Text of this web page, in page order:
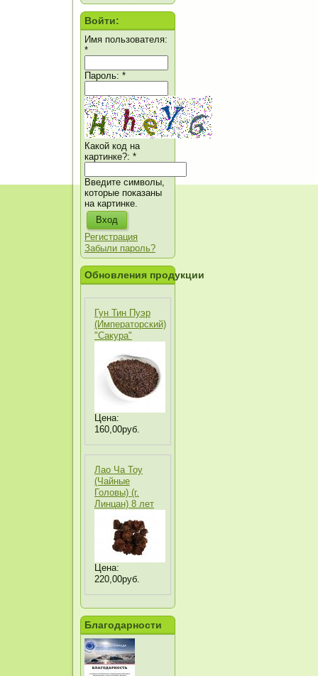
Войти:
Имя пользователя:
*
Пароль: *
Какой код на
картинке?: *
Введите символы,
которые показаны
на картинке.
Регистрация
Забыли пароль?
Обновления продукции
Гун Тин Пуэр
(Императорский)
"Сакура"
Цена:
160,00руб.
Лао Ча Тоу
(Чайные
Головы) (г.
Линцан) 8 лет
Цена:
220,00руб.
Благодарности